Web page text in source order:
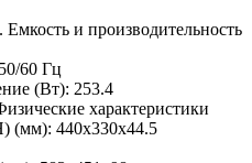
и производительность
60 Гц
(Вт): 253.4
характеристики
(мм): 440x330x44.5